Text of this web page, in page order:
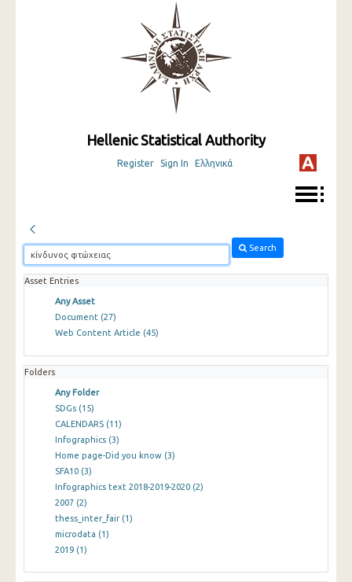
Hellenic Statistical Authority
Register Sign In Ελληνικά
Search
Asset Entries
Any Asset
Document (27)
Web Content Article (45)
Folders
Any Folder
SDGs (15)
CALENDARS (11)
Infographics (3)
Home page-Did you know (3)
SFA10 (3)
Infographics text 2018-2019-2020 (2)
2007 (2)
thess_inter_fair (1)
microdata (1)
2019 (1)